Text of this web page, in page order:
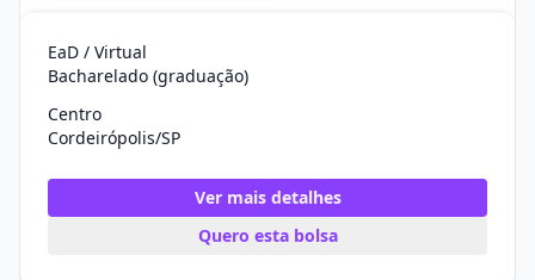
EaD / Virtual
Bacharelado (graduação)
Centro
Cordeirópolis/SP
Ver mais detalhes
Quero esta bolsa